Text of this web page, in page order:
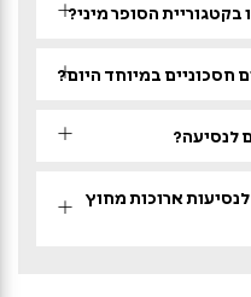
הסופר מיני?
חסכוניים במיוחד היום?
לנסיעה?
ארוכות מחוץ